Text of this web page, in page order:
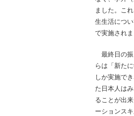
ました。こ
生生活につ
で実施されま
最終日の振
らは「新た
しか実施で
た日本人は
ることが出
ーションス